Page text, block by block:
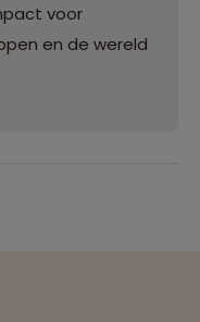
voor
en de wereld